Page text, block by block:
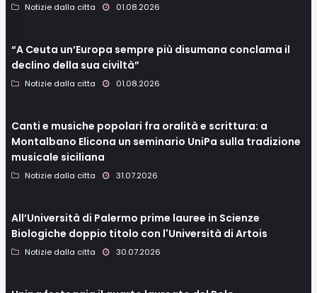
Notizie dalla citta 01.08.2026
“A Ceuta un’Europa sempre più disumana conclama il
declino della sua civiltà”
Notizie dalla citta 01.08.2026
Canti e musiche popolari fra oralità e scrittura: a
Montalbano Elicona un seminario UniPa sulla tradizione
musicale siciliana
Notizie dalla citta 31.07.2026
All’Università di Palermo prime lauree in Scienze
Biologiche doppio titolo con l'Università di Artois
Notizie dalla citta 30.07.2026